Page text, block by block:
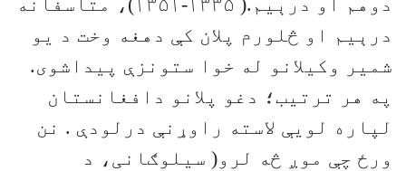
دوهم او درېیم.( ۱۳۳۵-۱۳۵۱)، متاسفانه
درېیم او څلورم پلان کې دهغه وخت د یو
شمیر وکیلانو له خوا ستونزې پیداشوی.
په هر ترتیب؛ دغو پلانو دافغانستان
لپاره لویې لاسته راوړنې درلودې . نن
ورځ چې موږ څه لرو( سیلوګانی، د